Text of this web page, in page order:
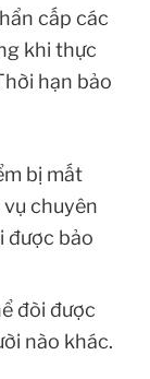
cấp các
khi thực
hạn bảo
bị mất
chuyên
được bảo
đòi được
nào khác.